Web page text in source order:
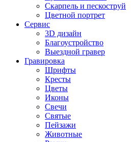
Скарпель и пескоструй
Цветной портрет
Сервис
3D дизайн
Благоустройство
Выездной гравер
Гравировка
Шрифты
Кресты
Цветы
Иконы
Свечи
Святые
Пейзажи
Животные